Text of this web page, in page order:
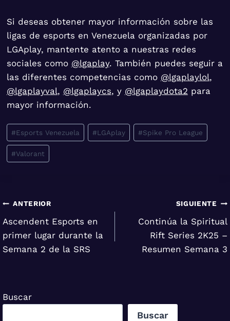
Si deseas obtener mayor información sobre las
ligas de esports en Venezuela organizadas por
LGAplay, mantente atento a nuestras redes
sociales como @lgaplay. También puedes seguir a
las diferentes competencias como @lgaplaylol,
@lgaplayval, @lgaplaycs, y @lgaplaydota2 para
mayor información.
Etiquetas
de
la
#Esports Venezuela #LGAplay #Spike Pro League
#Valorant
Navegación
de
entradas
ANTERIOR
Ascendent Esports en
primer lugar durante la
Semana 2 de la SRS
SIGUIENTE
Continúa la Spiritual
Rift Series 2K25 –
Resumen Semana 3
Buscar
Buscar